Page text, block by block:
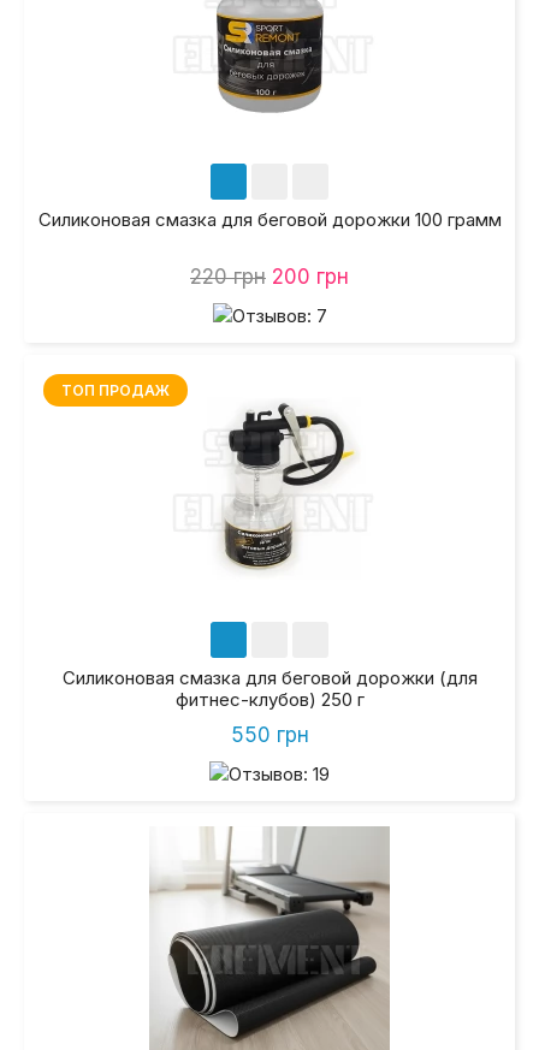
Силиконовая смазка для беговой дорожки 100 грамм
220 грн 200 грн
ТОП ПРОДАЖ
Силиконовая смазка для беговой дорожки (для
фитнес-клубов) 250 г
550 грн